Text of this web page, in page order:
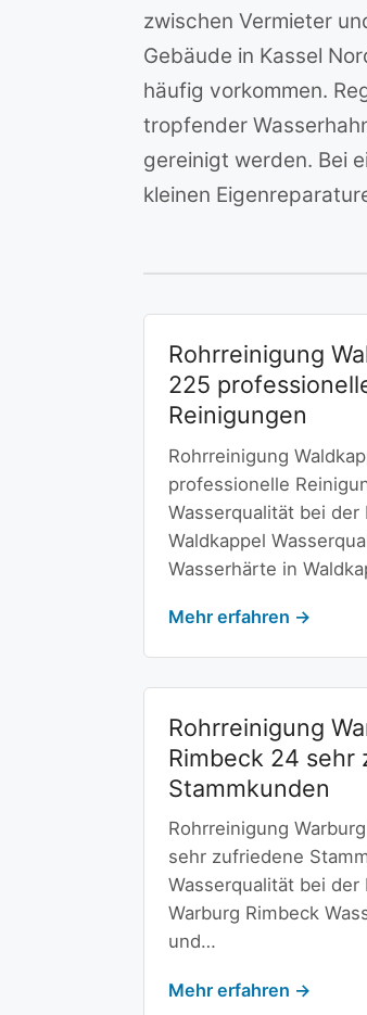
zwischen Vermieter
Gebäude in Kassel
häufig vorkommen.
tropfender
gereinigt werden. Bei
kleinen
Rohrreinigung
225
Reinigungen
Rohrreinigung
professionelle
Wasserqualität bei der
Waldkappel
Wasserhärte in
Mehr erfahren →
Rohrreinigung
Rimbeck 24 sehr
Stammkunden
Rohrreinigung
sehr zufriedene
Wasserqualität bei der
Warburg Rimbeck
und…
Mehr erfahren →